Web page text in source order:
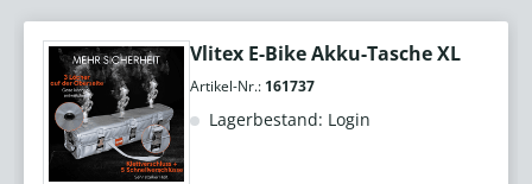
Vlitex E-Bike Akku-Tasche XL
Artikel-Nr.: 161737
Lagerbestand: Login